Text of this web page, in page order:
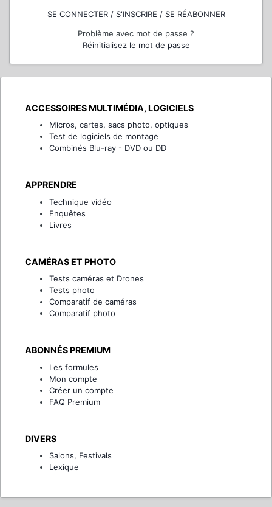
SE CONNECTER / S'INSCRIRE / SE RÉABONNER
Problème avec mot de passe ?
Réinitialisez le mot de passe
ACCESSOIRES MULTIMÉDIA, LOGICIELS
Micros, cartes, sacs photo, optiques
Test de logiciels de montage
Combinés Blu-ray - DVD ou DD
APPRENDRE
Technique vidéo
Enquêtes
Livres
CAMÉRAS ET PHOTO
Tests caméras et Drones
Tests photo
Comparatif de caméras
Comparatif photo
ABONNÉS PREMIUM
Les formules
Mon compte
Créer un compte
FAQ Premium
DIVERS
Salons, Festivals
Lexique